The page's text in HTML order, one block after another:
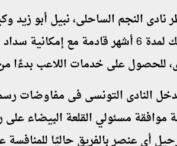
نادى النجم الساحلى، نبيل أبو زيد
للحصول على خدمات اللاعب بدءًا من
النادى التونسى فى مفاوضات
موافقة مسئولي القلعة البيضاء
أى عنصر بالفريق حاليًا